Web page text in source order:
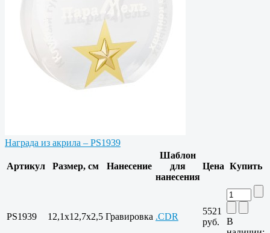
Награда из акрила – PS1939
Артикул Размер, см Нанесение
Шаблон
для
нанесения
Цена Купить
PS1939 12,1х12,7х2,5 Гравировка .CDR
5521
руб.
В